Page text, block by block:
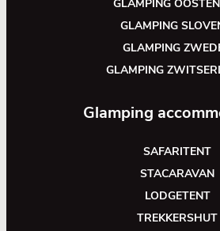
GLAMPING
GLAMPING
GLAMPING
GLAMPING
Glamping
SAFARITENT
STACARAVAN
LODGETENT
TREKKERSHUT